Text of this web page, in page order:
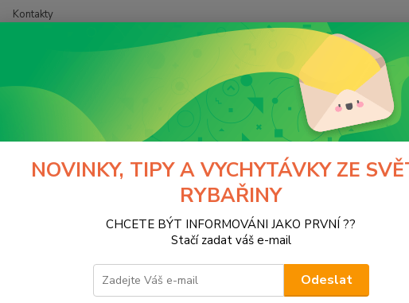
Kontakty
Péče o úlovek Čeřínky
Čeřínky
Kč Od
NOVINKY, TIPY A VYCHYTÁVKY ZE
RYBAŘINY
CHCETE BÝT INFORMOVÁNI JAKO PRVNÍ ??
Stačí zadat váš e-mail
Odeslat